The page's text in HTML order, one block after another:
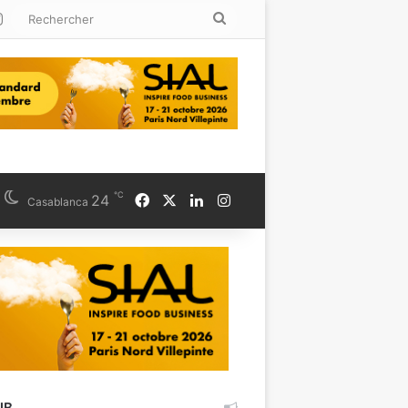
Instagram
Casablanca 24 ℃ FacebookLinkedinInstagram